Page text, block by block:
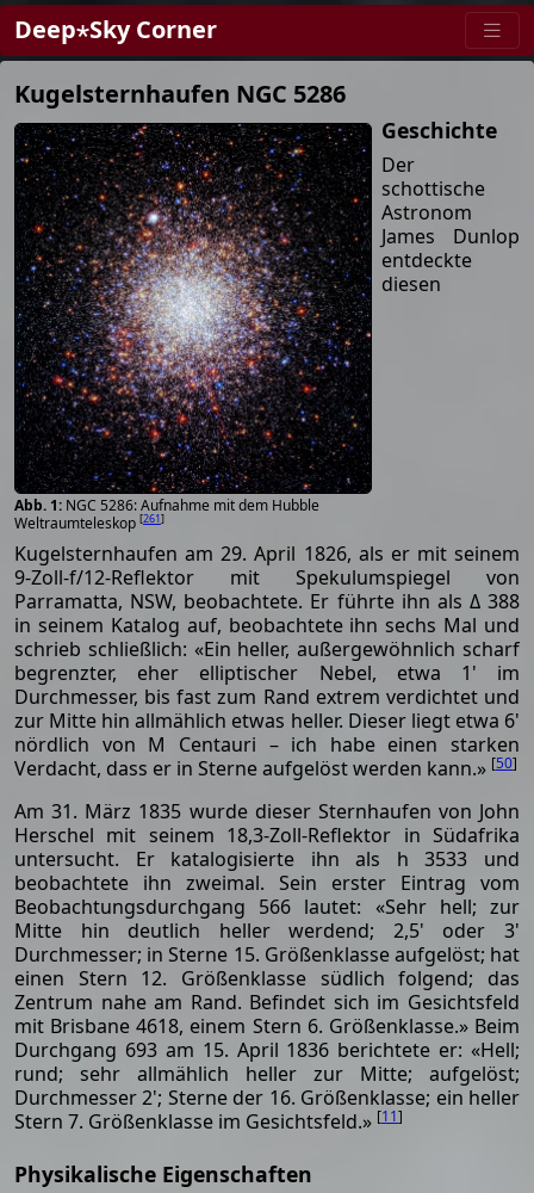
Deep⋆Sky Corner
Kugelsternhaufen NGC 5286
NGC 5286: Aufnahme mit dem Hubble
Weltraumteleskop [261]
Geschichte
Der
schottische
Astronom
James Dunlop
entdeckte
diesen
Kugelsternhaufen am 29. April 1826, als er mit seinem
9-Zoll-f/12-Reflektor mit Spekulumspiegel von
Parramatta, NSW, beobachtete. Er führte ihn als Δ 388
in seinem Katalog auf, beobachtete ihn sechs Mal und
schrieb schließlich: «Ein heller, außergewöhnlich scharf
begrenzter, eher elliptischer Nebel, etwa 1' im
Durchmesser, bis fast zum Rand extrem verdichtet und
zur Mitte hin allmählich etwas heller. Dieser liegt etwa 6'
nördlich von M Centauri – ich habe einen starken
Verdacht, dass er in Sterne aufgelöst werden kann.» [50]
Am 31. März 1835 wurde dieser Sternhaufen von John
Herschel mit seinem 18,3-Zoll-Reflektor in Südafrika
untersucht. Er katalogisierte ihn als h 3533 und
beobachtete ihn zweimal. Sein erster Eintrag vom
Beobachtungsdurchgang 566 lautet: «Sehr hell; zur
Mitte hin deutlich heller werdend; 2,5' oder 3'
Durchmesser; in Sterne 15. Größenklasse aufgelöst; hat
einen Stern 12. Größenklasse südlich folgend; das
Zentrum nahe am Rand. Befindet sich im Gesichtsfeld
mit Brisbane 4618, einem Stern 6. Größenklasse.» Beim
Durchgang 693 am 15. April 1836 berichtete er: «Hell;
rund; sehr allmählich heller zur Mitte; aufgelöst;
Durchmesser 2'; Sterne der 16. Größenklasse; ein heller
Stern 7. Größenklasse im Gesichtsfeld.» [11]
Physikalische Eigenschaften